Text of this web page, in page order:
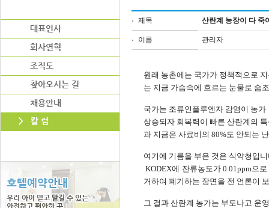
제목 산란계 농장이 다 죽
이름 관리자
원래 농촌에는 국가가 정책적으로
는 지금 가슴속에 흐르는 눈물로 숨
국가는 조류인풀루엔자 감염이 농
상승되자 회복력이 빠른 산란계의
과 지금은 사료비의 80%도 안되는
여기에 기름을 부은 것은 식약청입
KODEX에 잔류농도가 0.01ppm으
거하여 폐기하는 장면을 전 언론이
그 결과 산란계 농가는 부도나고 운